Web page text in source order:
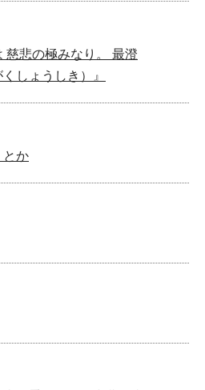
慈悲の極みなり。 最澄
しょうしき）』
とか